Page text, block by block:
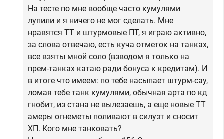
На тесте по мне вообще часто кумулями
лупили и я ничего не мог сделать. Мне
нравятся ТТ и штурмовые ПТ, я играю активно,
за слова отвечаю, есть куча отметок на танках,
все взяты мной соло (взводом я только на
прем-танках катаю ради бонуса к кредитам). И
в итоге что имеем: по тебе насыпает штурм-сау,
ломая тебе танк кумулями, обычная арта по кд
гнобит, из стана не вылезаешь, а еще новые ТТ
амеры огнеметы поливают в силуэт и сносит
ХП. Кого мне танковать?